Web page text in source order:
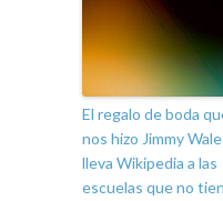
El regalo de boda
nos hizo Jimmy
lleva Wikipedia a las
escuelas que no